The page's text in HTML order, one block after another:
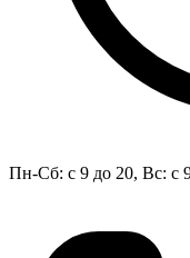
Пн-Сб: с 9 до 20, Вс: с